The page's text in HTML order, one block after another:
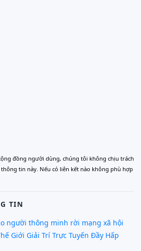
đồng người dùng, chúng tôi không chịu trách
tin này. Nếu có liên kết nào không phù hợp
TIN
người thông minh rời mạng xã hội
Giới Giải Trí Trực Tuyến Đầy Hấp